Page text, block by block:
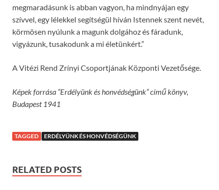
megmaradásunk is abban vagyon, ha mindnyájan egy
szívvel, egy lélekkel segítségül híván Istennek szent nevét,
körmösen nyúlunk a magunk dolgához és fáradunk,
vigyázunk, tusakodunk a mi életünkért.”
A Vitézi Rend Zrínyi Csoportjának Központi Vezetősége.
Képek forrása “Erdélyünk és honvédségünk” című könyv,
Budapest 1941
TAGGED ERDÉLYÜNK ÉS HONVÉDSÉGÜNK
RELATED POSTS